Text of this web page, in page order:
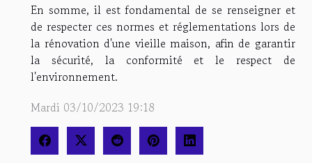
En somme, il est fondamental de se renseigner et
de respecter ces normes et réglementations lors de
la rénovation d'une vieille maison, afin de garantir
la sécurité, la conformité et le respect de
l'environnement.
Mardi 03/10/2023 19:18